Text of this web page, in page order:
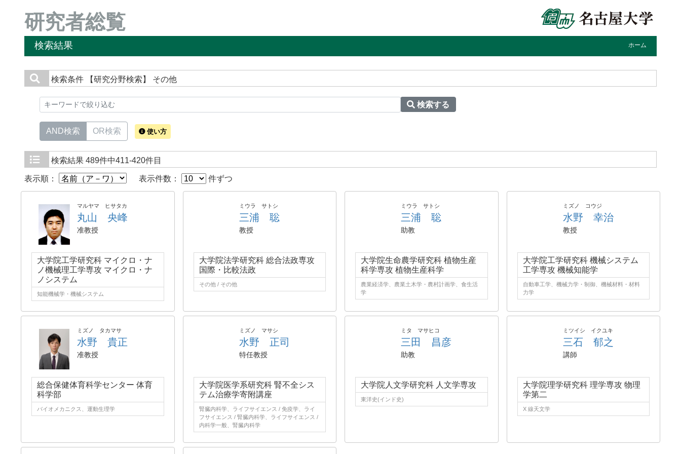
研究者総覧
検索結果 ホーム
検索条件 【研究分野検索】 その他
検索する
AND検索 OR検索 使い方
検索結果 489件中411-420件目
表示順： 表示件数： 件ずつ
マルヤマ ヒサタカ
丸山 央峰
准教授
大学院工学研究科 マイクロ・ナ
ノ機械理工学専攻 マイクロ・ナ
ノシステム
知能機械学・機械システム
ミウラ サトシ
三浦 聡
教授
大学院法学研究科 総合法政専攻
国際・比較法政
その他 / その他
ミウラ サトシ
三浦 聡
助教
大学院生命農学研究科 植物生産
科学専攻 植物生産科学
農業経済学、農業土木学・農村計画学、食生活
学
ミズノ コウジ
水野 幸治
教授
大学院工学研究科 機械システム
工学専攻 機械知能学
自動車工学、機械力学・制御、機械材料・材料
力学
ミズノ タカマサ
水野 貴正
准教授
総合保健体育科学センター 体育
科学部
バイオメカニクス、運動生理学
ミズノ マサシ
水野 正司
特任教授
大学院医学系研究科 腎不全シス
テム治療学寄附講座
腎臓内科学、ライフサイエンス / 免疫学、ライ
フサイエンス / 腎臓内科学、ライフサイエンス /
内科学一般、腎臓内科学
ミタ マサヒコ
三田 昌彦
助教
大学院人文学研究科 人文学専攻
東洋史(インド史)
ミツイシ イクユキ
三石 郁之
講師
大学院理学研究科 理学専攻 物理
学第二
X 線天文学